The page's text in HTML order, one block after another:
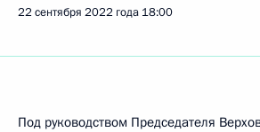
22 сентября 2022 года 18:00
Под руководством Председателя